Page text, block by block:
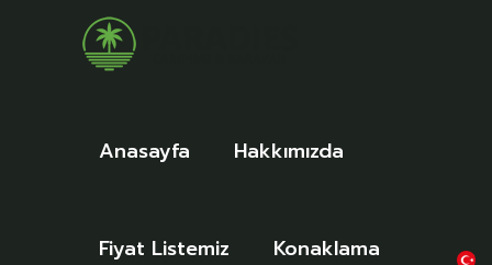
Anasayfa Hakkımızda
Fiyat Listemiz Konaklama